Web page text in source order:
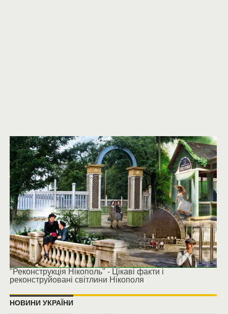
"Реконструкція Нікополь" - Цікаві факти і
реконструйовані світлини Нікополя
НОВИНИ УКРАЇНИ